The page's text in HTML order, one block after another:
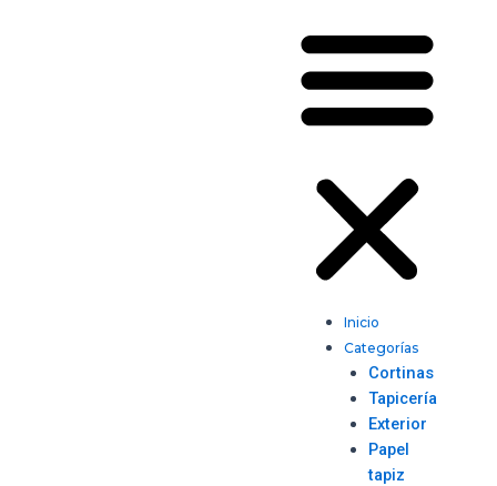
Inicio
Categorías
Cortinas
Tapicería
Exterior
Papel
tapiz